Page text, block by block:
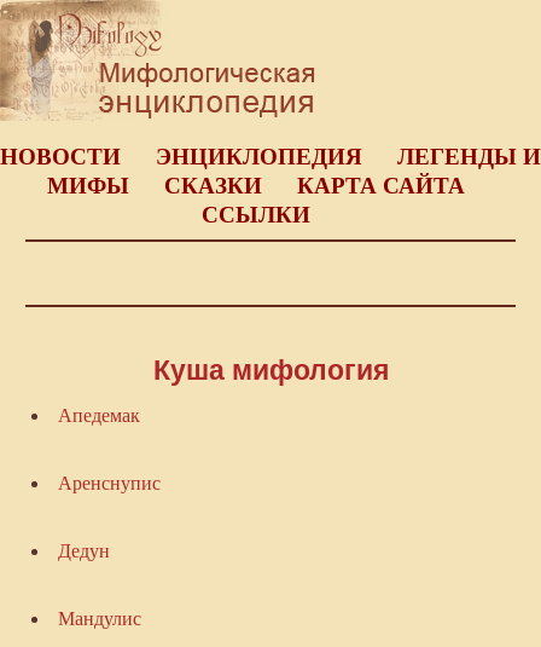
НОВОСТИ ЭНЦИКЛОПЕДИЯ
ЛЕГЕНДЫ И
МИФЫ
СКАЗКИ
КАРТА САЙТА
ССЫЛКИ
Куша мифология
Апедемак
Аренснупис
Дедун
Мандулис